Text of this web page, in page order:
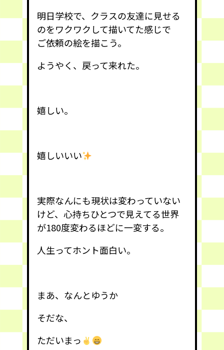
明日学校で、クラスの友達に見せる
のをワクワクして描いてた感じで
ご依頼の絵を描こう。
ようやく、戻って来れた。
嬉しい。
嬉しいいい
実際なんにも現状は変わっていない
けど、心持ちひとつで見えてる世界
が180度変わるほどに一変する。
人生ってホント面白い。
まあ、なんとゆうか
そだな、
ただいまっ